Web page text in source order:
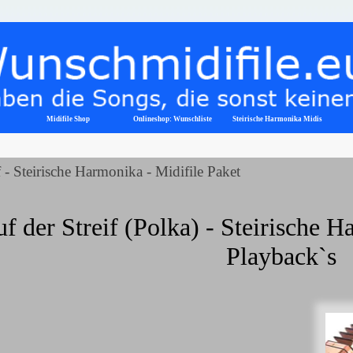
Menü überspringen
Midifile Shop ▼
Onlineshop: Wunschliste Steirische Harmonika Midis
Steirische Harmonika - Midifile Paket
der Streif (Polka) - Steirische
Playback`s